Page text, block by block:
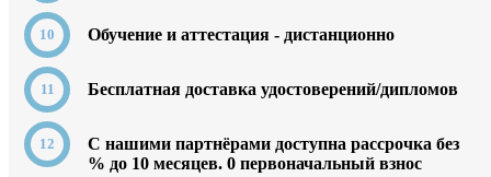
Обучение и аттестация - дистанционно
Бесплатная доставка удостоверений/дипломов
C нашими партнёрами доступна рассрочка без
% до 10 месяцев. 0первоначальный взнос